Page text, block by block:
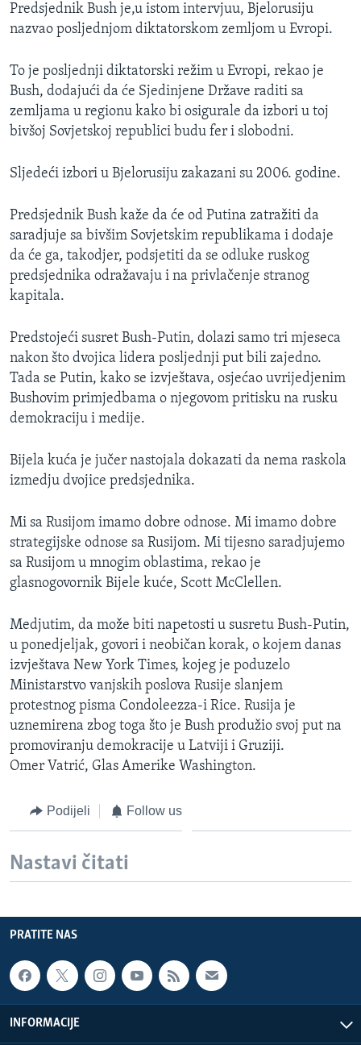
Predsjednik Bush je,u istom intervjuu, Bjelorusiju
nazvao posljednjom diktatorskom zemljom u Evropi.
To je posljednji diktatorski režim u Evropi, rekao je
Bush, dodajući da će Sjedinjene Države raditi sa
zemljama u regionu kako bi osigurale da izbori u toj
bivšoj Sovjetskoj republici budu fer i slobodni.
Sljedeći izbori u Bjelorusiju zakazani su 2006. godine.
Predsjednik Bush kaže da će od Putina zatražiti da
saradjuje sa bivšim Sovjetskim republikama i dodaje
da će ga, takodjer, podsjetiti da se odluke ruskog
predsjednika odražavaju i na privlačenje stranog
kapitala.
Predstojeći susret Bush-Putin, dolazi samo tri mjeseca
nakon što dvojica lidera posljednji put bili zajedno.
Tada se Putin, kako se izvještava, osjećao uvrijedjenim
Bushovim primjedbama o njegovom pritisku na rusku
demokraciju i medije.
Bijela kuća je jučer nastojala dokazati da nema raskola
izmedju dvojice predsjednika.
Mi sa Rusijom imamo dobre odnose. Mi imamo dobre
strategijske odnose sa Rusijom. Mi tijesno saradjujemo
sa Rusijom u mnogim oblastima, rekao je
glasnogovornik Bijele kuće, Scott McClellen.
Medjutim, da može biti napetosti u susretu Bush-Putin,
u ponedjeljak, govori i neobičan korak, o kojem danas
izvještava New York Times, kojeg je poduzelo
Ministarstvo vanjskih poslova Rusije slanjem
protestnog pisma Condoleezza-i Rice. Rusija je
uznemirena zbog toga što je Bush produžio svoj put na
promoviranju demokracije u Latviji i Gruziji.
Omer Vatrić, Glas Amerike Washington.
Podijeli Follow us
Nastavi čitati
PRATITE NAS
INFORMACIJE